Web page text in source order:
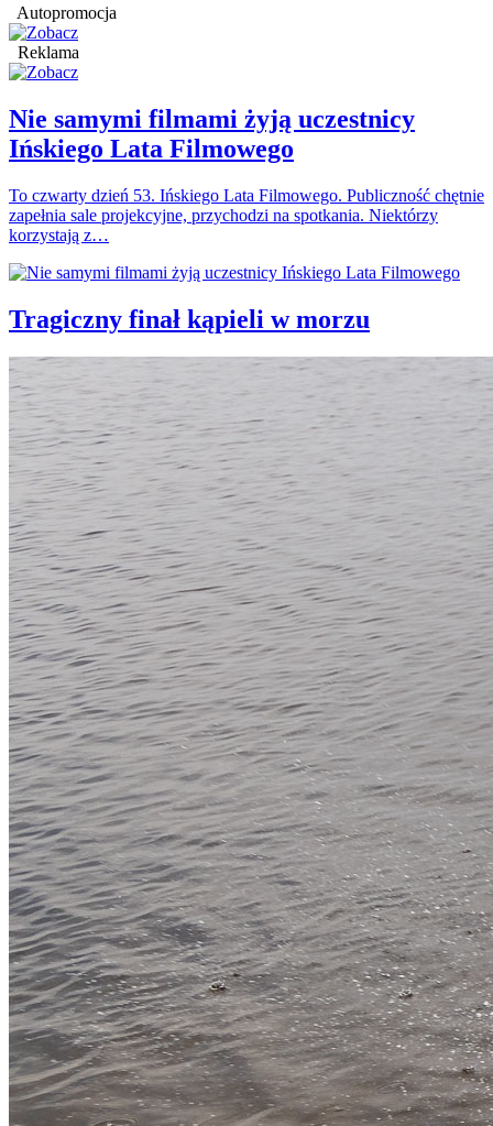
Autopromocja
Reklama
Nie samymi filmami żyją uczestnicy
Ińskiego Lata Filmowego
To czwarty dzień 53. Ińskiego Lata Filmowego. Publiczność chętnie
zapełnia sale projekcyjne, przychodzi na spotkania. Niektórzy
korzystają z…
Tragiczny finał kąpieli w morzu